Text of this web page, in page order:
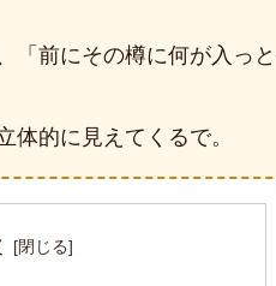
「前にその樽に何が入っ
体的に見えてくるで。